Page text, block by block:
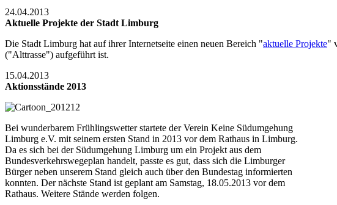
24.04.2013
Aktuelle Projekte der Stadt Limburg
Die Stadt Limburg hat auf ihrer Internetseite einen neuen Bereich "aktuelle Projekte"
("Alttrasse") aufgeführt ist.
15.04.2013
Aktionsstände 2013
Bei wunderbarem Frühlingswetter startete der Verein Keine Südumgehung
Limburg e.V. mit seinem ersten Stand in 2013 vor dem Rathaus in Limburg.
Da es sich bei der Südumgehung Limburg um ein Projekt aus dem
Bundesverkehrswegeplan handelt, passte es gut, dass sich die Limburger
Bürger neben unserem Stand gleich auch über den Bundestag informierten
konnten. Der nächste Stand ist geplant am Samstag, 18.05.2013 vor dem
Rathaus. Weitere Stände werden folgen.